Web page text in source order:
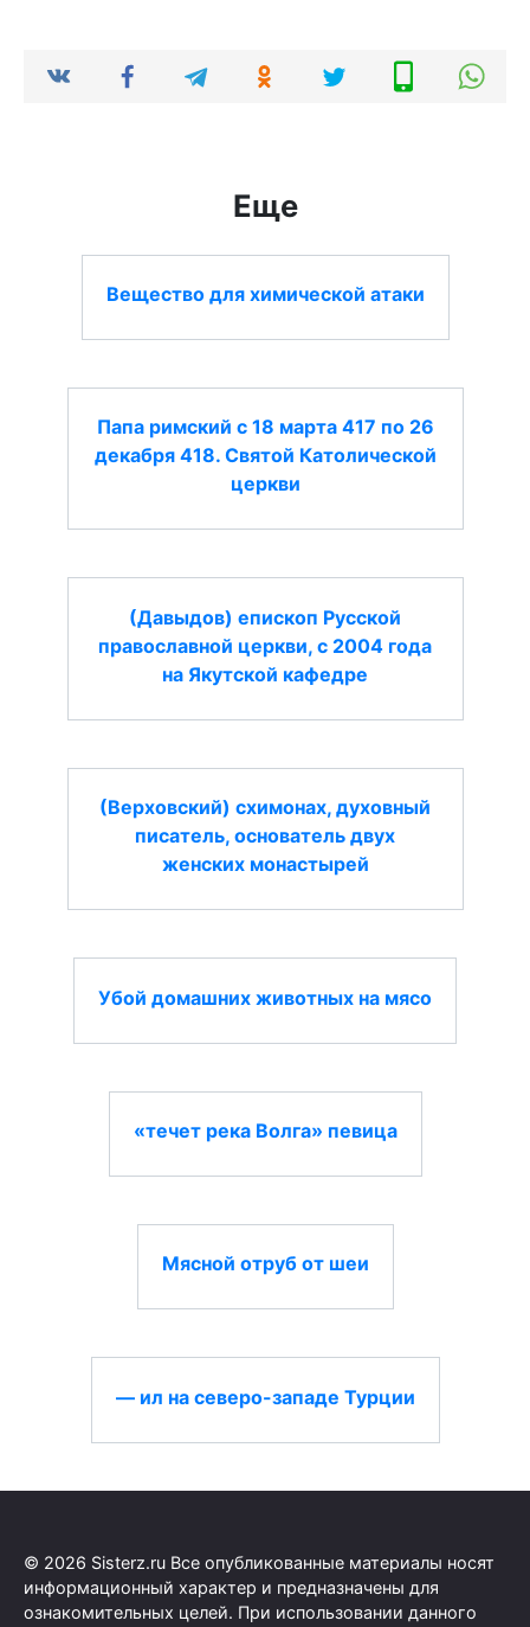
Еще
Вещество для химической атаки
Папа римский с 18 марта 417 по 26
декабря 418. Святой Католической
церкви
(Давыдов) епископ Русской
православной церкви, с 2004 года
на Якутской кафедре
(Верховский) схимонах, духовный
писатель, основатель двух
женских монастырей
Убой домашних животных на мясо
«течет река Волга» певица
Мясной отруб от шеи
— ил на северо-западе Турции
© 2026 Sisterz.ru Все опубликованные материалы носят
информационный характер и предназначены для
ознакомительных целей. При использовании данного